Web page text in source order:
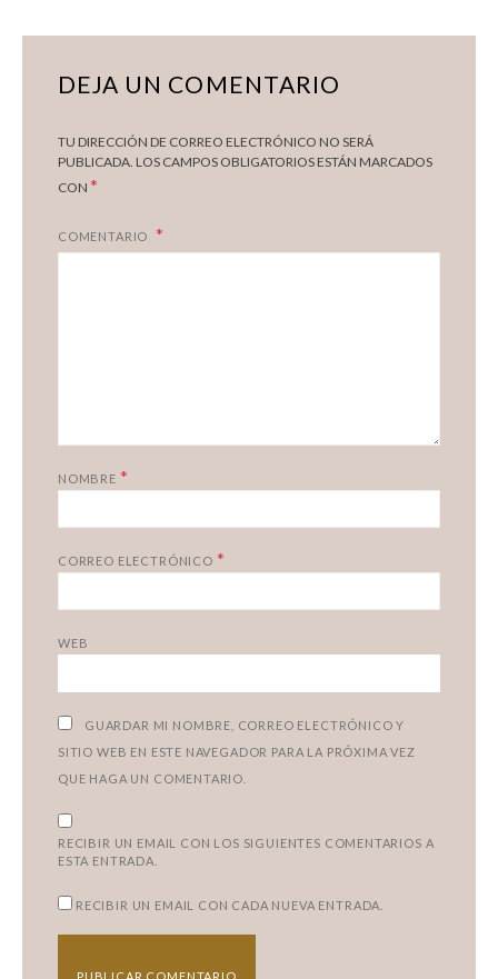
DEJA UN COMENTARIO
TU DIRECCIÓN DE CORREO ELECTRÓNICO NO SERÁ
PUBLICADA. LOS CAMPOS OBLIGATORIOS ESTÁN MARCADOS
CON *
COMENTARIO
NOMBRE *
CORREO ELECTRÓNICO *
WEB
GUARDAR MI NOMBRE, CORREO ELECTRÓNICO Y
SITIO WEB EN ESTE NAVEGADOR PARA LA PRÓXIMA VEZ
QUE HAGA UN COMENTARIO.
RECIBIR UN EMAIL CON LOS SIGUIENTES COMENTARIOS A
ESTA ENTRADA.
RECIBIR UN EMAIL CON CADA NUEVA ENTRADA.